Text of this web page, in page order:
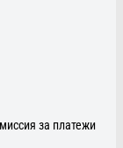
за платежи